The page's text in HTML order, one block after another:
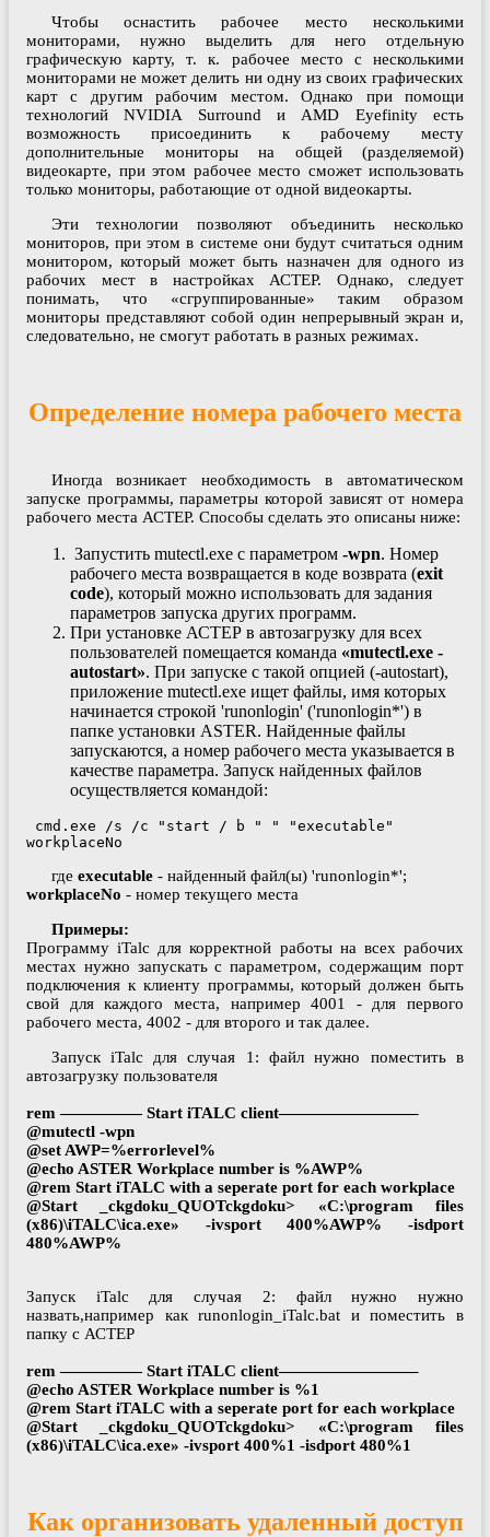
Чтобы оснастить рабочее место несколькими
мониторами, нужно выделить для него отдельную
графическую карту, т. к. рабочее место с несколькими
мониторами не может делить ни одну из своих графических
карт с другим рабочим местом. Однако при помощи
технологий NVIDIA Surround и AMD Eyefinity есть
возможность присоединить к рабочему месту
дополнительные мониторы на общей (разделяемой)
видеокарте, при этом рабочее место сможет использовать
только мониторы, работающие от одной видеокарты.
Эти технологии позволяют объединить несколько
мониторов, при этом в системе они будут считаться одним
монитором, который может быть назначен для одного из
рабочих мест в настройках АСТЕР. Однако, следует
понимать, что «сгруппированные» таким образом
мониторы представляют собой один непрерывный экран и,
следовательно, не смогут работать в разных режимах.
Определение номера рабочего места
Иногда возникает необходимость в автоматическом
запуске программы, параметры которой зависят от номера
рабочего места АСТЕР. Способы сделать это описаны ниже:
​​​​​​ Запустить mutectl.exe с параметром -wpn. Номер
рабочего места возвращается в коде возврата (exit
code), который можно использовать для задания
параметров запуска других программ.
При установке АСТЕР в автозагрузку для всех
пользователей помещается команда «mutectl.exe -
autostart». При запуске с такой опцией (-autostart),
приложение mutectl.exe ищет файлы, имя которых
начинается строкой 'runonlogin' ('runonlogin*') в
папке установки ASTER. Найденные файлы
запускаются, а номер рабочего места указывается в
качестве параметра. Запуск найденных файлов
осуществляется командой:
workplaceNo
где executable- найденный файл(ы) 'runonlogin*';
workplaceNo - номер текущего места
Примеры:
Программу iTalс для корректной работы на всех рабочих
местах нужно запускать с параметром, содержащим порт
подключения к клиенту программы, который должен быть
свой для каждого места, например 4001 - для первого
рабочего места, 4002 - для второго и так далее.
Запуск iTalс для случая 1: файл нужно поместить в
автозагрузку пользователя
rem ————— Start iTALС client————————–
@mutectl -wpn
@set AWP=%errorlevel%
@echo ASTER Workplace number is %AWP%
@rem Start iTALC with a seperate port for each workplace
@Start _ckgdoku_QUOTckgdoku> «C:\program files
(x86)\iTALC\ica.exe» -ivsport 400%AWP% -isdport
480%AWP%
Запуск iTalс для случая 2: файл нужно нужно
назвать,например как runonlogin_iTalc.bat и поместить в
папку с АСТЕР
rem ————— Start iTALС client————————–
@echo ASTER Workplace number is %1
@rem Start iTALC with a seperate port for each workplace
@Start
_ckgdoku_QUOTckgdoku> «C:\program files
(x86)\iTALC\ica.exe» -ivsport 400%1 -isdport 480%1
Как организовать удаленный доступ